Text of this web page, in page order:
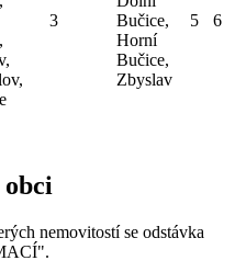
3
Bučice,
Horní
Bučice,
Zbyslav
5 6
nemovitostí se odstávka